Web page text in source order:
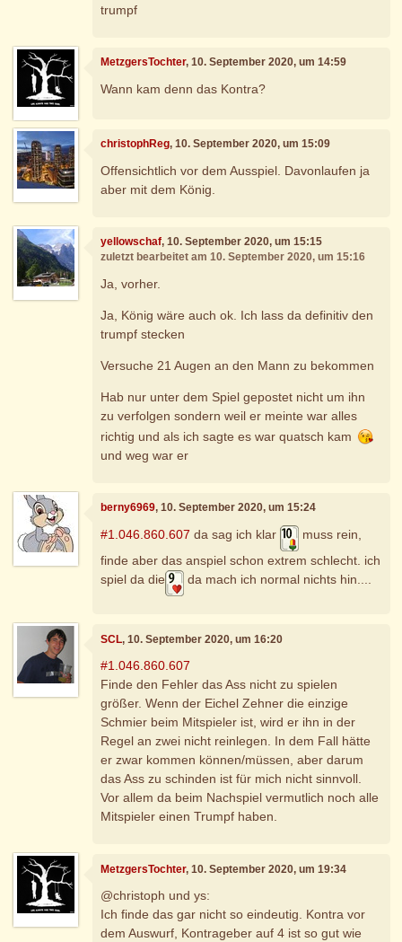
trumpf
MetzgersTochter, 10. September 2020, um 14:59
Wann kam denn das Kontra?
christophReg, 10. September 2020, um 15:09
Offensichtlich vor dem Ausspiel. Davonlaufen ja
aber mit dem König.
yellowschaf, 10. September 2020, um 15:15
zuletzt bearbeitet am 10. September 2020, um 15:16
Ja, vorher.
Ja, König wäre auch ok. Ich lass da definitiv den
trumpf stecken
Versuche 21 Augen an den Mann zu bekommen
Hab nur unter dem Spiel gepostet nicht um ihn
zu verfolgen sondern weil er meinte war alles
richtig und als ich sagte es war quatsch kam
und weg war er
berny6969, 10. September 2020, um 15:24
#1.046.860.607 da sag ich klar
muss rein,
finde aber das anspiel schon extrem schlecht. ich
spiel da die
da mach ich normal nichts hin....
SCL, 10. September 2020, um 16:20
#1.046.860.607
Finde den Fehler das Ass nicht zu spielen
größer. Wenn der Eichel Zehner die einzige
Schmier beim Mitspieler ist, wird er ihn in der
Regel an zwei nicht reinlegen. In dem Fall hätte
er zwar kommen können/müssen, aber darum
das Ass zu schinden ist für mich nicht sinnvoll.
Vor allem da beim Nachspiel vermutlich noch alle
Mitspieler einen Trumpf haben.
MetzgersTochter, 10. September 2020, um 19:34
@christoph und ys:
Ich finde das gar nicht so eindeutig. Kontra vor
dem Auswurf, Kontrageber auf 4 ist so gut wie